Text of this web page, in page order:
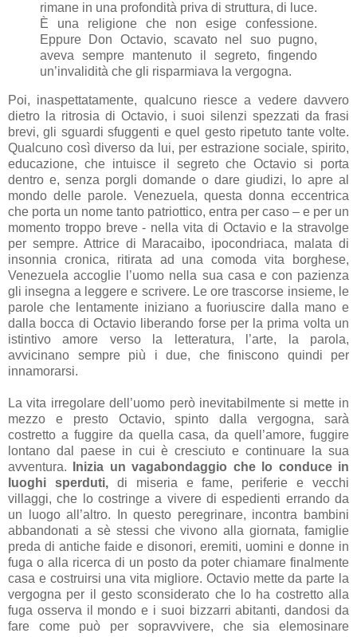
rimane in una profondità priva di struttura, di luce.
È una religione che non esige confessione.
Eppure Don Octavio, scavato nel suo pugno,
aveva sempre mantenuto il segreto, fingendo
un’invalidità che gli risparmiava la vergogna.
Poi, inaspettatamente, qualcuno riesce a vedere davvero
dietro la ritrosia di Octavio, i suoi silenzi spezzati da frasi
brevi, gli sguardi sfuggenti e quel gesto ripetuto tante volte.
Qualcuno così diverso da lui, per estrazione sociale, spirito,
educazione, che intuisce il segreto che Octavio si porta
dentro e, senza porgli domande o dare giudizi, lo apre al
mondo delle parole. Venezuela, questa donna eccentrica
che porta un nome tanto patriottico, entra per caso – e per un
momento troppo breve - nella vita di Octavio e la stravolge
per sempre. Attrice di Maracaibo, ipocondriaca, malata di
insonnia cronica, ritirata ad una comoda vita borghese,
Venezuela accoglie l’uomo nella sua casa e con pazienza
gli insegna a leggere e scrivere. Le ore trascorse insieme, le
parole che lentamente iniziano a fuoriuscire dalla mano e
dalla bocca di Octavio liberando forse per la prima volta un
istintivo amore verso la letteratura, l’arte, la parola,
avvicinano sempre più i due, che finiscono quindi per
innamorarsi.
La vita irregolare dell’uomo però inevitabilmente si mette in
mezzo e presto Octavio, spinto dalla vergogna, sarà
costretto a fuggire da quella casa, da quell’amore, fuggire
lontano dal paese in cui è cresciuto e continuare la sua
avventura.
Inizia un vagabondaggio che lo conduce in
luoghi sperduti,di miseria e fame, periferie e vecchi
villaggi, che lo costringe a vivere di espedienti errando da
un luogo all’altro. In questo peregrinare, incontra bambini
abbandonati a sè stessi che vivono alla giornata, famiglie
preda di antiche faide e disonori, eremiti, uomini e donne in
fuga o alla ricerca di un posto da poter chiamare finalmente
casa e costruirsi una vita migliore. Octavio mette da parte la
vergogna per il gesto sconsiderato che lo ha costretto alla
fuga osserva il mondo e i suoi bizzarri abitanti, dandosi da
fare come può per sopravvivere, che sia elemosinare